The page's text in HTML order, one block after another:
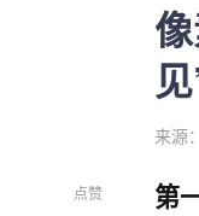
来源
点赞 第